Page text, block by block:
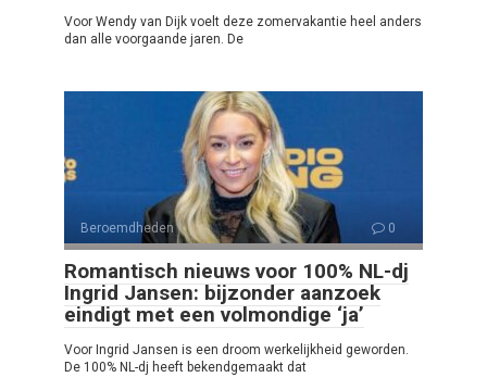
Voor Wendy van Dijk voelt deze zomervakantie heel anders
dan alle voorgaande jaren. De
Beroemdheden 0
Romantisch nieuws voor 100% NL-dj
Ingrid Jansen: bijzonder aanzoek
eindigt met een volmondige ‘ja’
Voor Ingrid Jansen is een droom werkelijkheid geworden.
De 100% NL-dj heeft bekendgemaakt dat